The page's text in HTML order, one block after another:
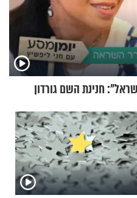
חנינת השם גורדון